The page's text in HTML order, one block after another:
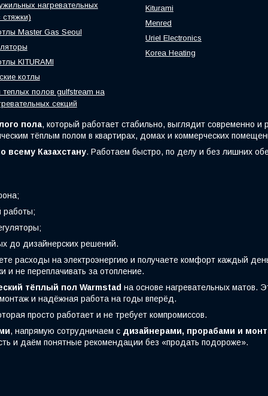
нагревательных
стяжки)
Master Gas Seoul
KITURAMI
котлы
теплых полов gulfstream на
секций
Kiturami
Menred
Uriel Electronics
Korea Heating
пола, который работает стабильно, выглядит современно и
тёплым полом в квартирах, домах и коммерческих
всему Казахстану. Работаем быстро, по делу и без лишних
работы;
до дизайнерских решений.
расходы на электроэнергию и получаете комфорт каждый
и не переплачивать за отопление.
тёплый пол Warmstad на основе нагревательных матов.
и надёжная работа на годы вперёд.
просто работает и не требует компромиссов.
, напрямую сотрудничаем с дизайнерами, прорабами и
и даём понятные рекомендации без «продать подороже».